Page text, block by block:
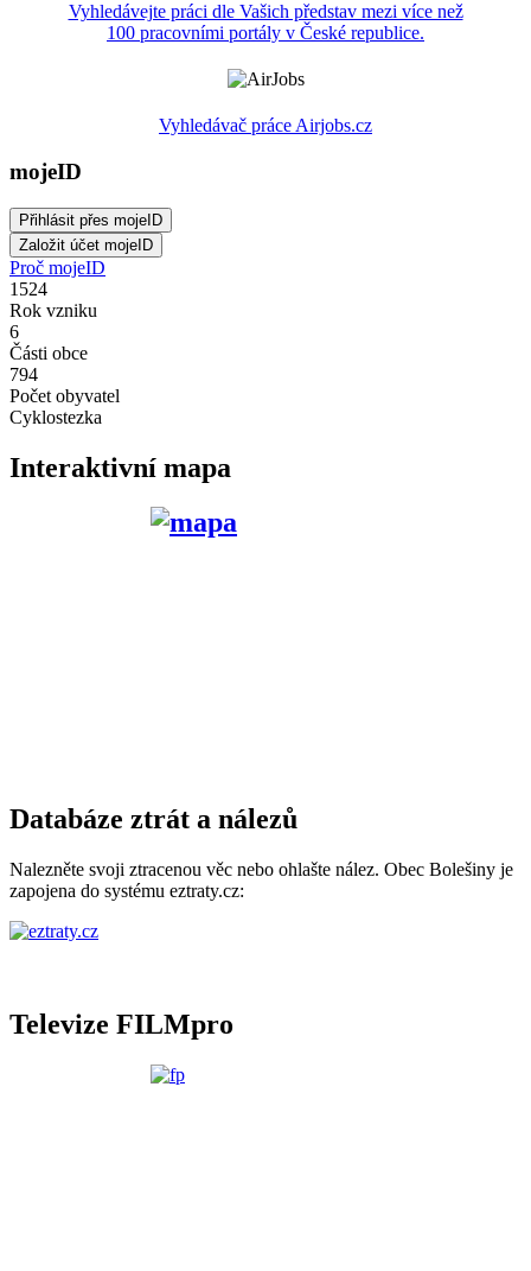
Vyhledávejte práci dle Vašich představ mezi více než
100 pracovními portály v České republice.
Vyhledávač práce Airjobs.cz
mojeID
Proč mojeID
1524
Rok vzniku
6
Části obce
794
Počet obyvatel
Cyklostezka
Interaktivní mapa
Databáze ztrát a nálezů
Nalezněte svoji ztracenou věc nebo ohlašte nález. Obec Bolešiny je
zapojena do systému eztraty.cz:
Televize FILMpro